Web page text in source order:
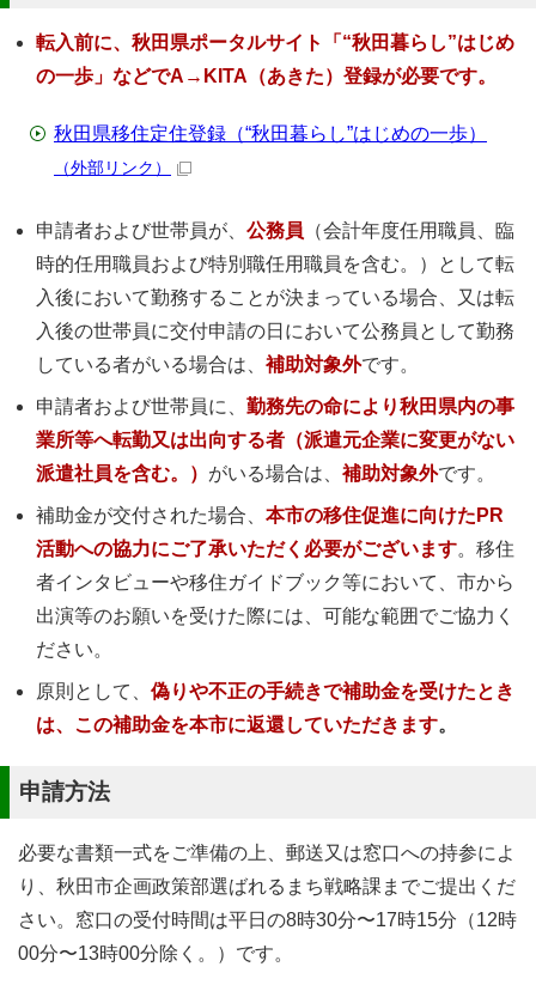
転入前に、秋田県ポータルサイト「“秋田暮らし”はじめ
の一歩」などでA→KITA（あきた）登録が必要です。
秋田県移住定住登録（“秋田暮らし”はじめの一歩）
（外部リンク）
申請者および世帯員が、 公務員 （会計年度任用職員、臨
時的任用職員および特別職任用職員を含む。）として転
入後において勤務することが決まっている場合、又は転
入後の世帯員に交付申請の日において公務員として勤務
している者がいる場合は、 補助対象外です。
申請者および世帯員に、 勤務先の命により秋田県内の事
業所等へ転勤又は出向する者（派遣元企業に変更がない
派遣社員を含む。） がいる場合は、 補助対象外です。
補助金が交付された場合、 本市の移住促進に向けたPR
活動への協力にご了承いただく必要がございます。移住
者インタビューや移住ガイドブック等において、市から
出演等のお願いを受けた際には、可能な範囲でご協力く
ださい。
原則として、 偽りや不正の手続きで補助金を受けたとき
は、この補助金を本市に返還していただきます。
申請方法
必要な書類一式をご準備の上、郵送又は窓口への持参によ
り、秋田市企画政策部選ばれるまち戦略課までご提出くだ
さい。窓口の受付時間は平日の8時30分〜17時15分（12時
00分〜13時00分除く。）です。